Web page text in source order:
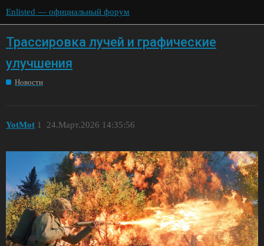
Enlisted — официальный форум
Трассировка лучей и графические
улучшения
Новости
YotMot 24.Март.2026 14:35:56
1